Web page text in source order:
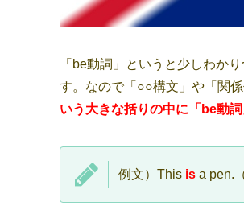
「be動詞」というと少しわか
す。なので「○○構文」や「関
いう大きな括りの中に「be動
例文）This is a pen.